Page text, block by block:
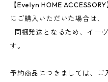
【Evelyn HOME
にご購入いただいた場合は、
同梱発送となるため、イー
す。
予約商品につきましては、